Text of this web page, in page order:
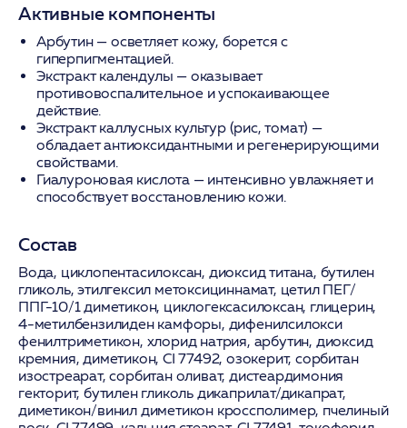
Активные компоненты
Арбутин— осветляет кожу, борется с
гиперпигментацией.
Экстракт календулы — оказывает
противовоспалительное и успокаивающее
действие.
Экстракт каллусных культур (рис, томат) —
обладает антиоксидантными и регенерирующими
свойствами.
Гиалуроновая кислота — интенсивно увлажняет и
способствует восстановлению кожи.
Состав
Вода, циклопентасилоксан, диоксид титана, бутилен
гликоль, этилгексил метоксициннамат, цетил ПЕГ/
ППГ-10/1 диметикон, циклогексасилоксан, глицерин,
4-метилбензилиден камфоры, дифенилсилокси
фенилтриметикон, хлорид натрия, арбутин, диоксид
кремния, диметикон, CI 77492, озокерит, сорбитан
изостреарат, сорбитан оливат, дистеардимония
гекторит, бутилен гликоль дикаприлат/дикапрат,
диметикон/винил диметикон кроссполимер, пчелиный